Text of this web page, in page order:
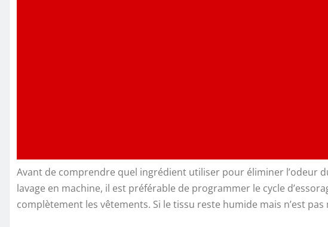
Avant de comprendre quel ingrédient utiliser pour éliminer l’odeur
lavage en machine, il est préférable de programmer le cycle
complètement les vêtements. Si le tissu reste humide mais n’est